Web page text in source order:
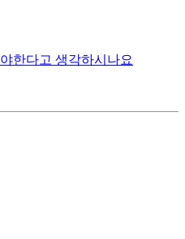
한다고 생각하시나요